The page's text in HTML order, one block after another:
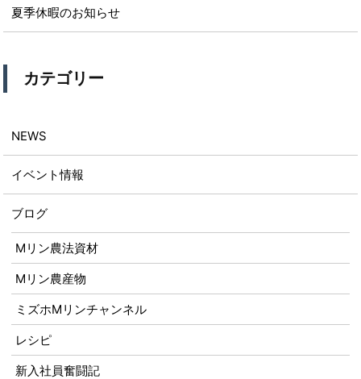
夏季休暇のお知らせ
カテゴリー
NEWS
イベント情報
ブログ
Mリン農法資材
Mリン農産物
ミズホMリンチャンネル
レシピ
新入社員奮闘記